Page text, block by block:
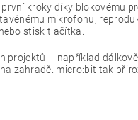
kroky díky blokovému
mikrofonu,
stisk tlačítka.
projektů – například
zahradě. micro:bit tak